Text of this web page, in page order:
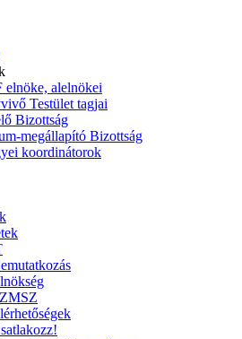
elnöke, alelnökei
Testület tagjai
Bizottság
megállapító Bizottság
koordinátorok